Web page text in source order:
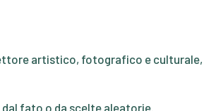
artistico, fotografico e culturale,
fato o da scelte aleatorie.